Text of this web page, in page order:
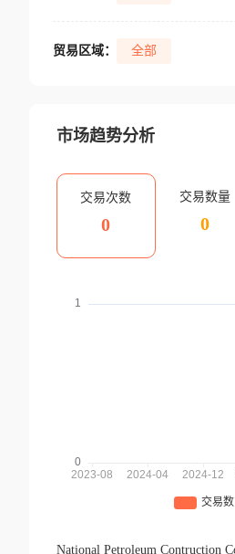
贸易区域： 全部
市场趋势分析
交易次数
0
交易数量
0
National Petroleum Contruction